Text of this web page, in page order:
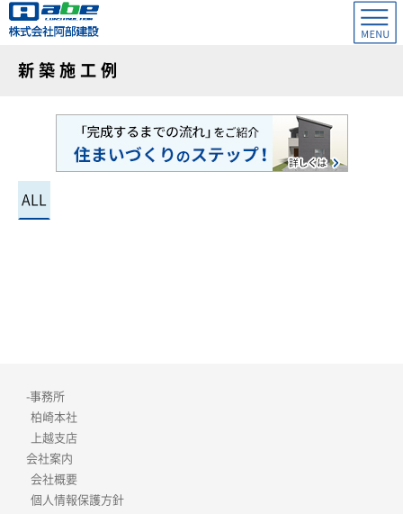
新築施工例
ALL
-事務所
柏崎本社
上越支店
会社案内
会社概要
個人情報保護方針
柏崎 0257-23-4173
上越 025-543-4548